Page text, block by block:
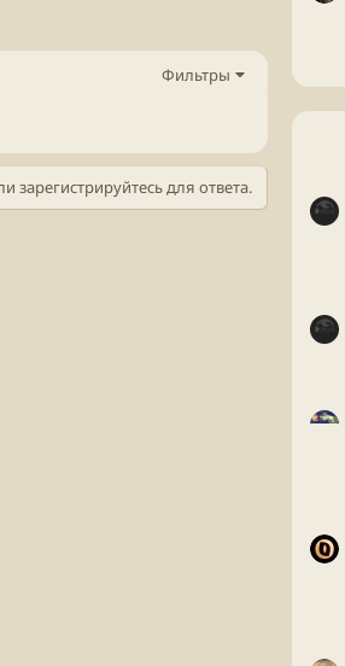
Фильтры
зарегистрируйтесь для ответа.